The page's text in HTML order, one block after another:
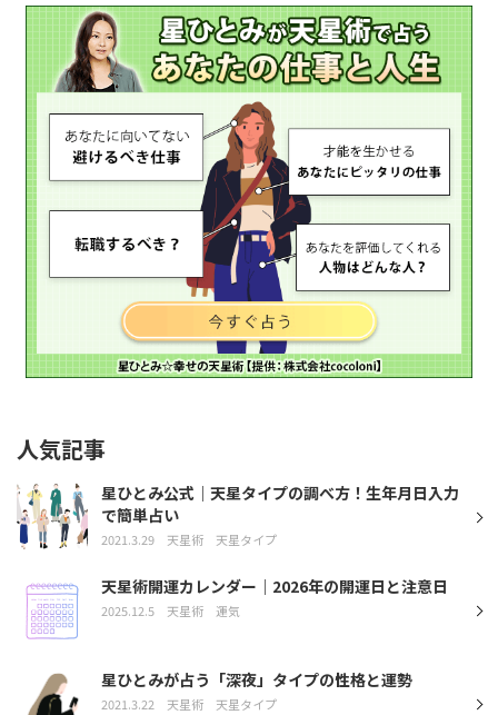
人気記事
星ひとみ公式｜天星タイプの調べ方！生年月日入力
で簡単占い
2021.3.29 天星術 天星タイプ
天星術開運カレンダー｜2026年の開運日と注意日
2025.12.5 天星術 運気
星ひとみが占う「深夜」タイプの性格と運勢
2021.3.22 天星術 天星タイプ